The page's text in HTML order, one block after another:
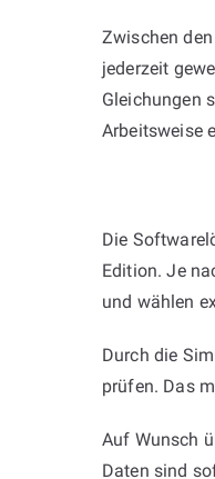
Zwischen
jederzeit
Gleichungen
Arbeitsweise
Die
Edition. Je
und wählen
Durch die
prüfen. Das
Auf Wunsch
Daten sind